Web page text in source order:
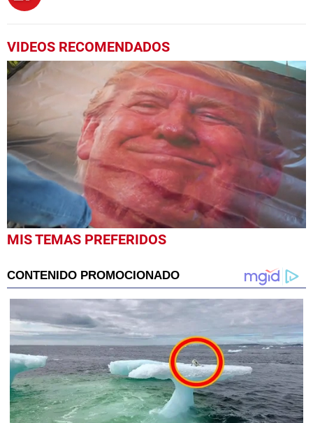
VIDEOS RECOMENDADOS
0
seconds
seconds
MIS TEMAS PREFERIDOS